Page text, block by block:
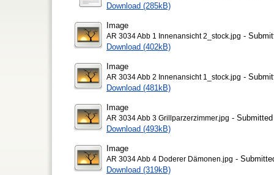
Download (285kB)
Image
AR 3034 Abb 1 Innenansicht 2_stock.jpg -
Download (402kB)
Image
AR 3034 Abb 2 Innenansicht 1_stock.jpg -
Download (481kB)
Image
AR 3034 Abb 3 Grillparzerzimmer.jpg -
Download (493kB)
Image
AR 3034 Abb 4 Doderer Dämonen.jpg -
Download (319kB)